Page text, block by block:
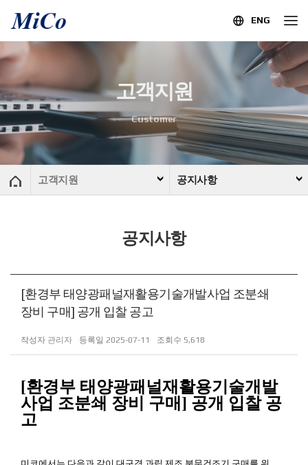
ENG
고객지원
Customer
고객지원 공지사항
공지사항
[환경부 태양광패널재활용기술개발사업 조분쇄
장비 구매] 공개 입찰 공고
작성자 관리자 등록일 2025-07-11 조회수 5,618
[환경부 태양광패널재활용기술개발
사업 조분쇄 장비 구매] 공개 입찰 공
고